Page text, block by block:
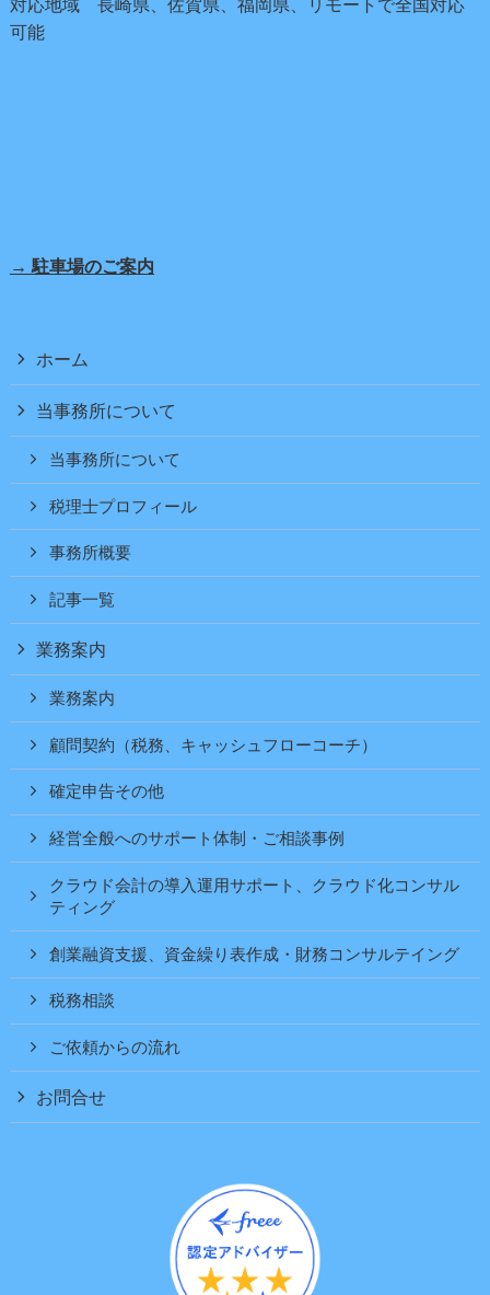
対応地域 長崎県、佐賀県、福岡県、リモートで全国対応
可能
→ 駐車場のご案内
ホーム
当事務所について
当事務所について
税理士プロフィール
事務所概要
記事一覧
業務案内
業務案内
顧問契約（税務、キャッシュフローコーチ）
確定申告その他
経営全般へのサポート体制・ご相談事例
クラウド会計の導入運用サポート、クラウド化コンサル
ティング
創業融資支援、資金繰り表作成・財務コンサルテイング
税務相談
ご依頼からの流れ
お問合せ